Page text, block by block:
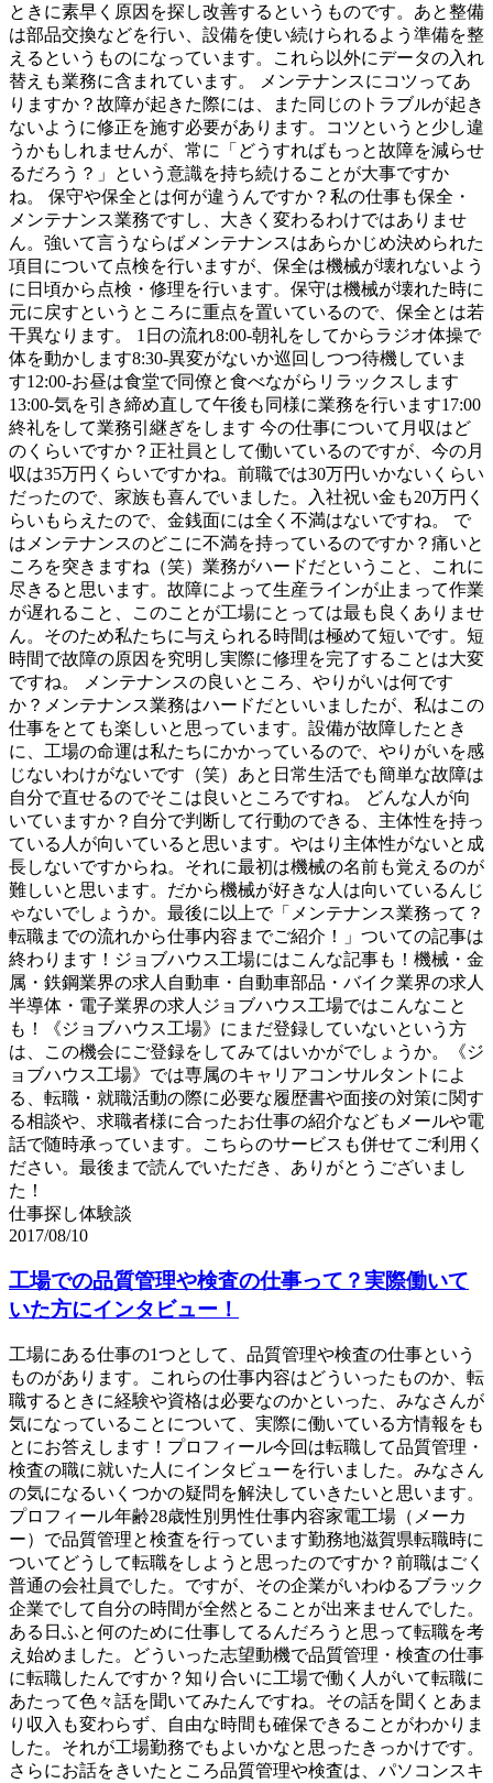
ときに素早く原因を探し改善するというものです。あと整備
は部品交換などを行い、設備を使い続けられるよう準備を整
えるというものになっています。これら以外にデータの入れ
替えも業務に含まれています。 メンテナンスにコツってあ
りますか？故障が起きた際には、また同じのトラブルが起き
ないように修正を施す必要があります。コツというと少し違
うかもしれませんが、常に「どうすればもっと故障を減らせ
るだろう？」という意識を持ち続けることが大事ですか
ね。 保守や保全とは何が違うんですか？私の仕事も保全・
メンテナンス業務ですし、大きく変わるわけではありませ
ん。強いて言うならばメンテナンスはあらかじめ決められた
項目について点検を行いますが、保全は機械が壊れないよう
に日頃から点検・修理を行います。保守は機械が壊れた時に
元に戻すというところに重点を置いているので、保全とは若
干異なります。 1日の流れ8:00-朝礼をしてからラジオ体操で
体を動かします8:30-異変がないか巡回しつつ待機していま
す12:00-お昼は食堂で同僚と食べながらリラックスします
13:00-気を引き締め直して午後も同様に業務を行います17:00
終礼をして業務引継ぎをします 今の仕事について月収はど
のくらいですか？正社員として働いているのですが、今の月
収は35万円くらいですかね。前職では30万円いかないくらい
だったので、家族も喜んでいました。入社祝い金も20万円く
らいもらえたので、金銭面には全く不満はないですね。 で
はメンテナンスのどこに不満を持っているのですか？痛いと
ころを突きますね（笑）業務がハードだということ、これに
尽きると思います。故障によって生産ラインが止まって作業
が遅れること、このことが工場にとっては最も良くありませ
ん。そのため私たちに与えられる時間は極めて短いです。短
時間で故障の原因を究明し実際に修理を完了することは大変
ですね。 メンテナンスの良いところ、やりがいは何です
か？メンテナンス業務はハードだといいましたが、私はこの
仕事をとても楽しいと思っています。設備が故障したとき
に、工場の命運は私たちにかかっているので、やりがいを感
じないわけがないです（笑）あと日常生活でも簡単な故障は
自分で直せるのでそこは良いところですね。 どんな人が向
いていますか？自分で判断して行動のできる、主体性を持っ
ている人が向いていると思います。やはり主体性がないと成
長しないですからね。それに最初は機械の名前も覚えるのが
難しいと思います。だから機械が好きな人は向いているんじ
ゃないでしょうか。最後に以上で「メンテナンス業務って？
転職までの流れから仕事内容までご紹介！」ついての記事は
終わります！ジョブハウス工場にはこんな記事も！機械・金
属・鉄鋼業界の求人自動車・自動車部品・バイク業界の求人
半導体・電子業界の求人ジョブハウス工場ではこんなこと
も！《ジョブハウス工場》にまだ登録していないという方
は、この機会にご登録をしてみてはいかがでしょうか。《ジ
ョブハウス工場》では専属のキャリアコンサルタントによ
る、転職・就職活動の際に必要な履歴書や面接の対策に関す
る相談や、求職者様に合ったお仕事の紹介などもメールや電
話で随時承っています。こちらのサービスも併せてご利用く
ださい。最後まで読んでいただき、ありがとうございまし
た！
仕事探し体験談
2017/08/10
工場での品質管理や検査の仕事って？実際働いて
いた方にインタビュー！
工場にある仕事の1つとして、品質管理や検査の仕事という
ものがあります。これらの仕事内容はどういったものか、転
職するときに経験や資格は必要なのかといった、みなさんが
気になっていることについて、実際に働いている方情報をも
とにお答えします！プロフィール今回は転職して品質管理・
検査の職に就いた人にインタビューを行いました。みなさん
の気になるいくつかの疑問を解決していきたいと思います。
プロフィール年齢28歳性別男性仕事内容家電工場（メーカ
ー）で品質管理と検査を行っています勤務地滋賀県転職時に
ついてどうして転職をしようと思ったのですか？前職はごく
普通の会社員でした。ですが、その企業がいわゆるブラック
企業でして自分の時間が全然とることが出来ませんでした。
ある日ふと何のために仕事してるんだろうと思って転職を考
え始めました。どういった志望動機で品質管理・検査の仕事
に転職したんですか？知り合いに工場で働く人がいて転職に
あたって色々話を聞いてみたんですね。その話を聞くとあま
り収入も変わらず、自由な時間も確保できることがわかりま
した。それが工場勤務でもよいかなと思ったきっかけです。
さらにお話をきいたところ品質管理や検査は、パソコンスキ